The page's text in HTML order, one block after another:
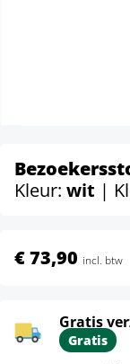
Kleur: wit |
€ 73,90 incl. btw
Gratis
Gratis